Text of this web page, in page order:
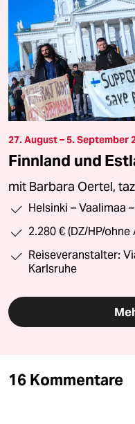
27. August – 5. September
Finnland und
mit Barbara Oertel,
Helsinki – Vaalimaa
2.280 € (DZ/HP/ohne
Reiseveranstalter:
Karlsruhe
16 Kommentare